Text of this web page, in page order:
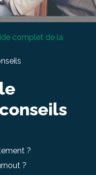
complet de la
?
?